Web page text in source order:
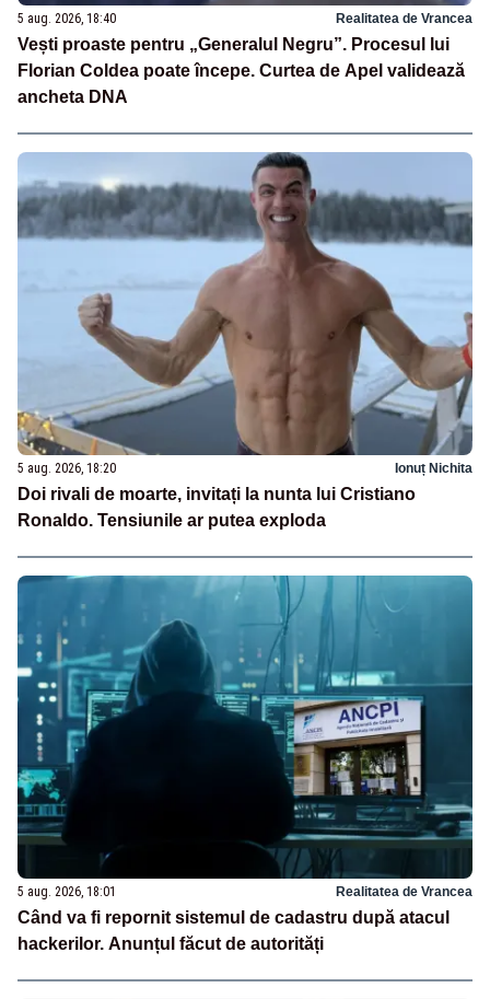
5 aug. 2026, 18:40 Realitatea de Vrancea
Vești proaste pentru „Generalul Negru”. Procesul lui
Florian Coldea poate începe. Curtea de Apel validează
ancheta DNA
5 aug. 2026, 18:20 Ionuț Nichita
Doi rivali de moarte, invitați la nunta lui Cristiano
Ronaldo. Tensiunile ar putea exploda
5 aug. 2026, 18:01 Realitatea de Vrancea
Când va fi repornit sistemul de cadastru după atacul
hackerilor. Anunțul făcut de autorități